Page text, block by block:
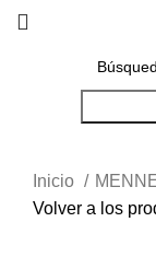
Inicio
Volver a los